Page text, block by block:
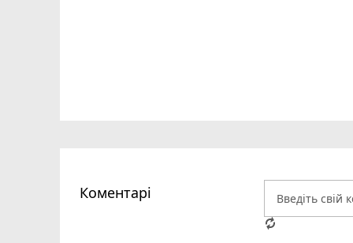
Коментарі